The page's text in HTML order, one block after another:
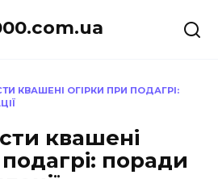
КВАШЕНІ ОГІРКИ ПРИ ПОДАГРІ:
квашені
поради